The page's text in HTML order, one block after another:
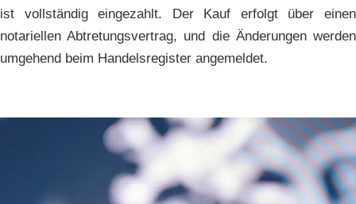
ist vollständig eingezahlt. Der Kauf erfolgt über einen
notariellen Abtretungsvertrag, und die Änderungen werden
umgehend beim Handelsregister angemeldet.